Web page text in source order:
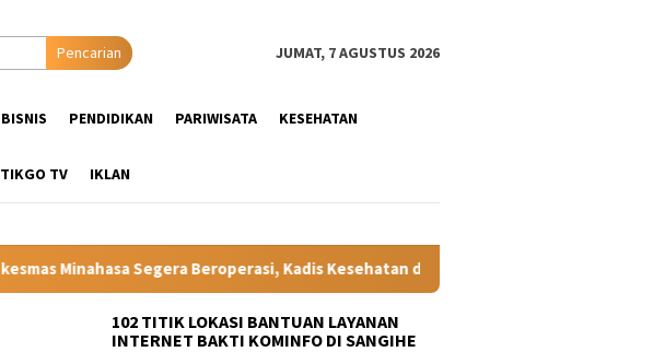
Pencarian JUMAT, 7 AGUSTUS 2026
PENDIDIKAN PARIWISATA KESEHATAN
TV IKLAN
Kadis Kesehatan dr Olviane Rattu: Deteksi Dini Penyakit Lebih Cepat,
102 TITIK LOKASI BANTUAN LAYANAN
INTERNET BAKTI KOMINFO DI SANGIHE